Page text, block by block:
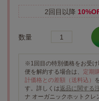
2回目以降
数量
※1回目の特別価格をお受
便を解約する場合は、 定期
計価格との差額（送料込）
す。詳しくは返品に関する
ナ オーガニックホットクレ